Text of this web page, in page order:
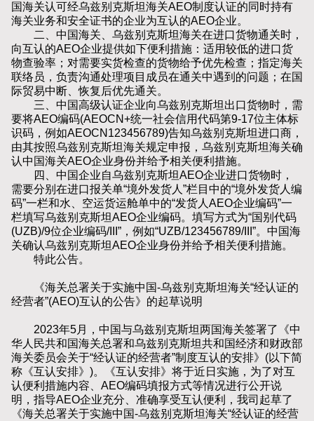
国海关认可经乌兹别克斯坦海关AEO制度认证的同时持有
海关业务和安全证书的企业为互认的AEO企业。
二、中国海关、乌兹别克斯坦海关在进口货物通关时，
向互认的AEO企业提供如下便利措施：适用较低的进口货
物查验率；对需要实货检查的货物给予优先检查；指定海关
联络员，负责沟通处理项目成员在通关中遇到的问题；在国
际贸易中断、恢复后优先通关。
三、中国高级认证企业向乌兹别克斯坦出口货物时，需
要将AEO编码(AEOCN+统一社会信用代码第9-17位主体标
识码，例如AEOCN123456789)告知乌兹别克斯坦进口商，
由其按照乌兹别克斯坦海关规定申报，乌兹别克斯坦海关确
认中国海关AEO企业身份并给予相关便利措施。
四、中国企业自乌兹别克斯坦AEO企业进口货物时，
需要分别在进口报关单“境外发货人”栏目中的“境外发货人编
码”一栏和水、空运货运舱单中的“发货人AEO企业编码”一
栏填写乌兹别克斯坦AEO企业编码。填写方式为“国别代码
(UZB)/9位企业编码/III”，例如“UZB/123456789/III”。中国海
关确认乌兹别克斯坦AEO企业身份并给予相关便利措施。
特此公告。
《海关总署关于实施中国-乌兹别克斯坦海关“经认证的
经营者”(AEO)互认的公告》的起草说明
2023年5月，中国与乌兹别克斯坦两国海关签署了《中
华人民共和国海关总署和乌兹别克斯坦共和国经济和财政部
海关委员会关于“经认证的经营者”制度互认的安排》(以下简
称《互认安排》)。《互认安排》将于近日实施，为了对互
认便利措施内容、AEO编码填报方式等情况进行公开说
明，指导AEO企业充分、准确享受互认便利，我司起草了
《海关总署关于实施中国-乌兹别克斯坦海关“经认证的经营